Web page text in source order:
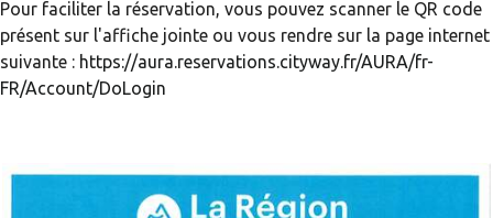
Pour faciliter la réservation, vous pouvez scanner le QR code
présent sur l'affiche jointe ou vous rendre sur la page internet
suivante : https://aura.reservations.cityway.fr/AURA/fr-
FR/Account/DoLogin